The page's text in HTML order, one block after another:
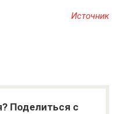
Источник
Поделиться с